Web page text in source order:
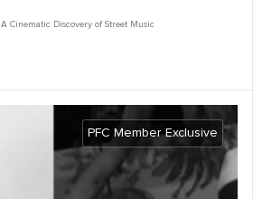
A Cinematic Discovery of Street Music
PFC Member Exclusive